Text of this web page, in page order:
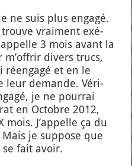
ne suis plus enga­gé.
trouve vrai­ment exé­
3 mois avant la
m’offrir divers trucs,
réen­ga­gé et en le
leur demande. Véri­
je ne pour­rai
en Octobre 2012,
mois. J’appelle ça du
je sup­pose que
se fait avoir.